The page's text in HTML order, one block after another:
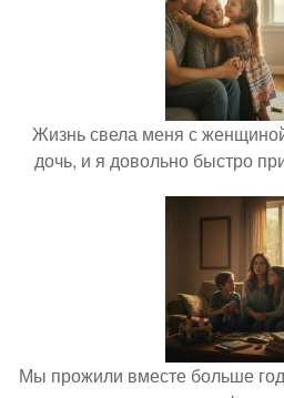
Жизнь свела меня с
дочь, и я довольно быстро
Мы прожили вместе больше